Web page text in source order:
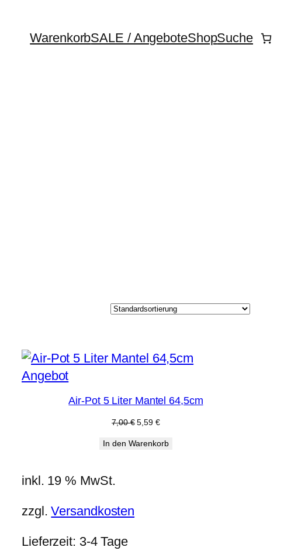
WarenkorbSALE / AngeboteShopSuche
AngebotProdukt
im
Air-Pot 5 Liter Mantel 64,5cm
7,00€ Ursprünglicher
war:
5,59 €Aktueller
ist:
In den Warenkorb
inkl. 19 % MwSt.
zzgl.Versandkosten
Lieferzeit: 3-4 Tage